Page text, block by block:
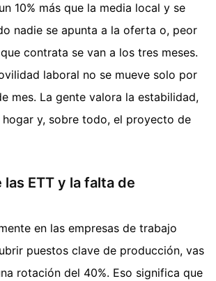
10% más que la media local y se
nadie se apunta a la oferta o, peor
contrata se van a los tres meses.
laboral no se mueve solo por
mes. La gente valora la estabilidad,
y, sobre todo, el proyecto de
las ETT y la falta de
en las empresas de trabajo
puestos clave de producción, vas
rotación del 40%. Eso significa que